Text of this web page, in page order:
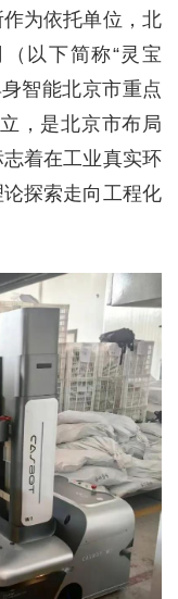
为依托单位，北
以下简称“灵宝
智能北京市重点
，是北京市布局
着在工业真实环
探索走向工程化